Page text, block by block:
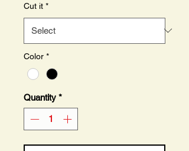
Cut it *
Color *
Quantity *